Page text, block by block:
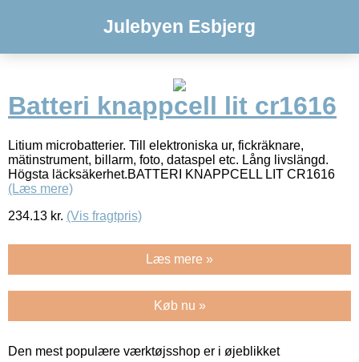
Julebyen Esbjerg
Batteri knappcell lit cr1616
Litium microbatterier. Till elektroniska ur, fickräknare,
mätinstrument, billarm, foto, dataspel etc. Lång livslängd.
Högsta läcksäkerhet.BATTERI KNAPPCELL LIT CR1616
(Læs mere)
234.13 kr. (Vis fragtpris)
Læs mere »
Køb nu »
Den mest populære værktøjsshop er i øjeblikket